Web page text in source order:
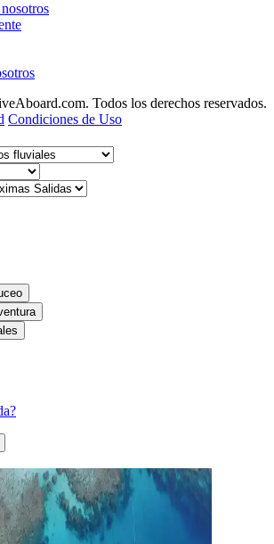
Todos los derechos reservados.
Condiciones de Uso